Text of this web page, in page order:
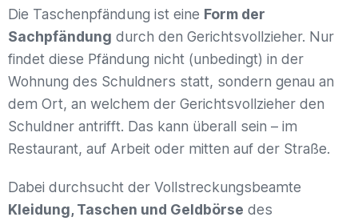
Die Taschenpfändung ist eine Form der
Sachpfändung durch den Gerichtsvollzieher. Nur
findet diese Pfändung nicht (unbedingt) in der
Wohnung des Schuldners statt, sondern genau an
dem Ort, an welchem der Gerichtsvollzieher den
Schuldner antrifft. Das kann überall sein – im
Restaurant, auf Arbeit oder mitten auf der Straße.
Dabei durchsucht der Vollstreckungsbeamte
Kleidung, Taschen und Geldbörse des